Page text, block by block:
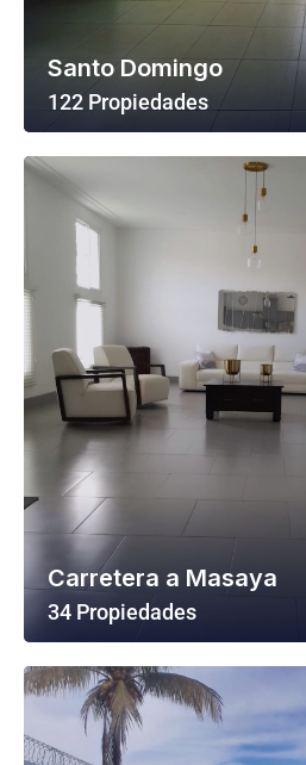
Santo Domingo
122 Propiedades
Ver Todas Las Propiedades
Carretera a Masaya
34 Propiedades
Ver Todas Las Propiedades